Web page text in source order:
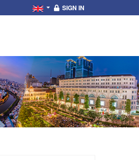
SIGN IN